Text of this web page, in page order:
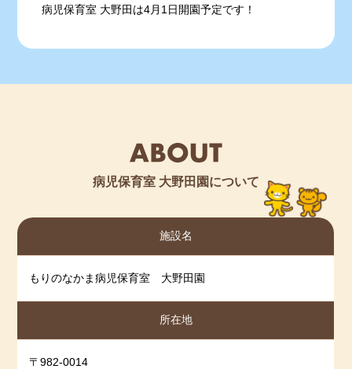
病児保育室 大野田は4月1日開園予定です！
病児保育室 大野田園について
施設名
もりのなかま病児保育室 大野田園
所在地
〒982-0014